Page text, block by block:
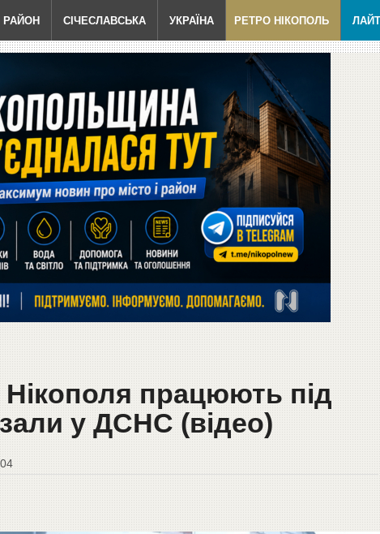
РАЙОН СІЧЕСЛАВСЬКА УКРАЇНА РЕТРО НІКОПОЛЬ ЛАЙТ
працюють під
у ДСНС (відео)